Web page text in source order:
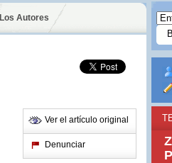
Los Autores
Ver el artículo original
Denunciar